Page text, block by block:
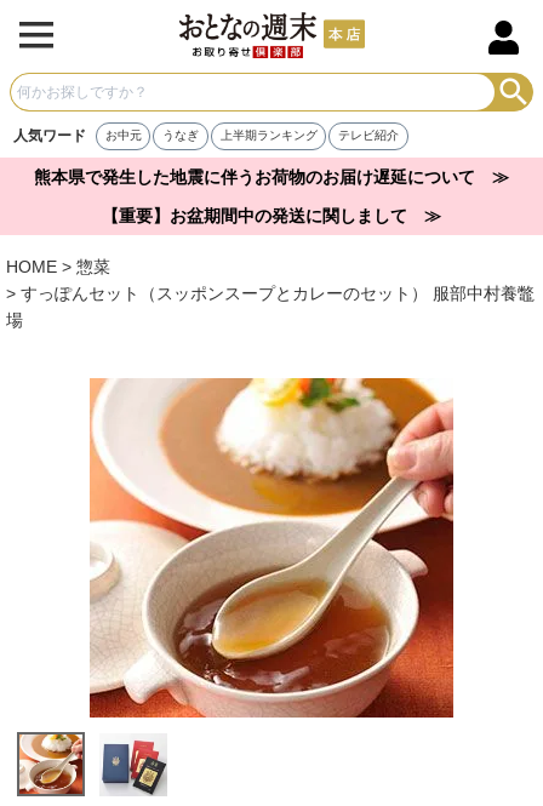
人気ワード お中元 うなぎ 上半期ランキング テレビ紹介
熊本県で発生した地震に伴うお荷物のお届け遅延について ≫
【重要】お盆期間中の発送に関しまして ≫
HOME
惣菜
すっぽんセット（スッポンスープとカレーのセット） 服部中村養鼈
場